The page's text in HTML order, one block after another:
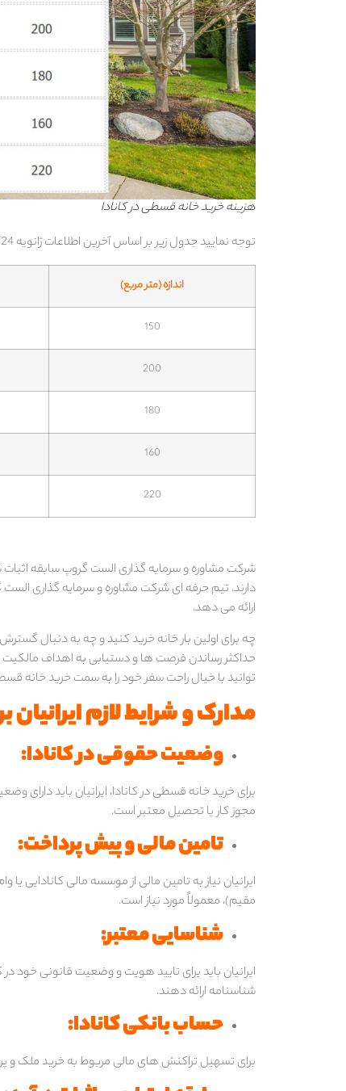
هزینه خرید خانه قسطی در کانادا
توجه نمایید جدول زیر بر اساس آخرین اطلاعات ژانویه 2024 است:
اندازه (متر مربع)
150
200
180
160
220
شرکت مشاوره و سرمایه گذاری الست گروپ سابقه
دارند. تیم حرفه ای شرکت مشاوره و سرمایه گذاری
ارائه می دهد.
چه برای اولین بار خانه خرید کنید و چه به دنبال
حداکثر رساندن فرصت ها و دستیابی به اهداف مالکیت
توانید با خیال راحت سفر خود را به سمت خرید خانه
مدارک و شرایط لازم
وضعیت حقوقی در کانادا:
برای خرید خانه قسطی در کانادا، ایرانیان باید
مجوز کار یا تحصیل معتبر است.
تامین مالی و پیش پرداخت:
مقیم)، معمولاً مورد نیاز است.
شناسایی معتبر:
ایرانیان باید برای تایید هویت و وضعیت قانونی خود
شناسنامه ارائه دهند.
حساب بانکی کانادا:
برای تسهیل تراکنش های مالی مربوط به خرید ملک و